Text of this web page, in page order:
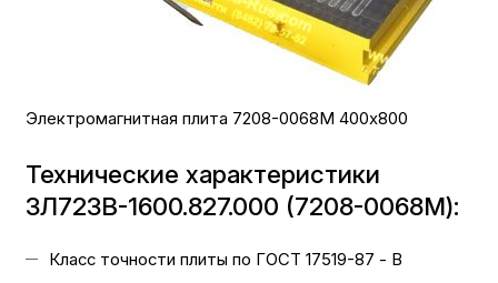
Электромагнитная плита 7208-0068M 400х800
Технические характеристики
3Л723В-1600.827.000 (7208-0068M):
Класс точности плиты по ГОСТ 17519-87 - В